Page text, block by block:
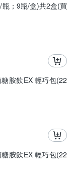
；9瓶/盒)共2盒(買
胺飲EX 輕巧包(22
胺飲EX 輕巧包(22